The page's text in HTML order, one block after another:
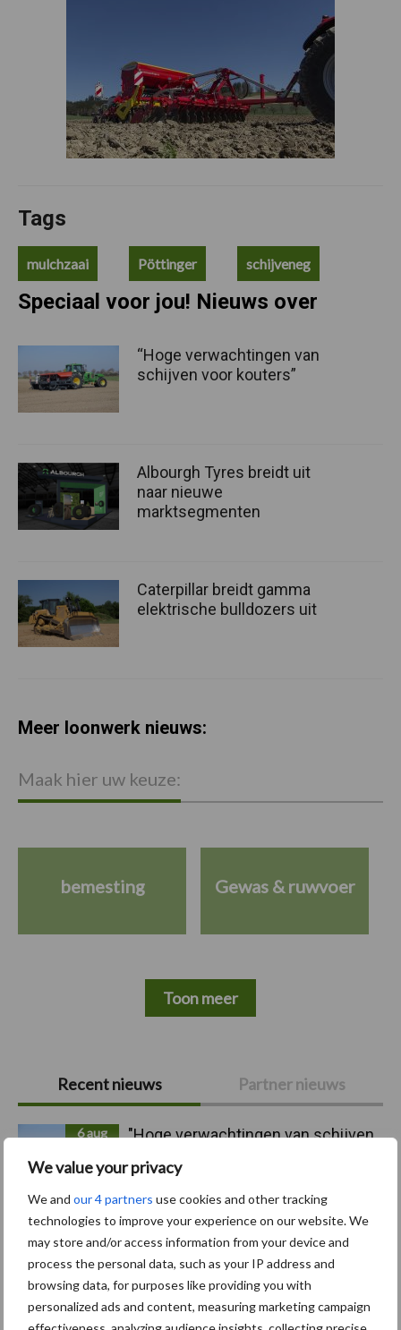
We value your privacy
We and our 4 partners use cookies and other tracking
technologies to improve your experience on our website. We
may store and/or access information from your device and
process the personal data, such as your IP address and
browsing data, for purposes like providing you with
personalized ads and content, measuring marketing campaign
Tags
mulchzaai Pöttinger schijveneg
Primaire
Sidebar
Recent nieuws Partner nieuws
6 aug
"Hoge verwachtingen van schijven
voor kouters"
5 aug
Albourgh Tyres breidt uit naar
nieuwe marktsegmenten
5 aug
Caterpillar breidt gamma
Speciaal voor jou! Nieuws over
“Hoge verwachtingen van
schijven voor kouters”
Albourgh Tyres breidt uit
naar nieuwe
marktsegmenten
Caterpillar breidt gamma
elektrische bulldozers uit
Meer loonwerk nieuws:
Maak hier uw keuze:
bemesting Gewas & ruwvoer
Toon meer